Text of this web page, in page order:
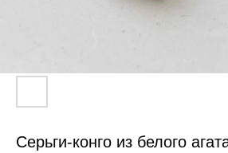
Серьги-конго из белого